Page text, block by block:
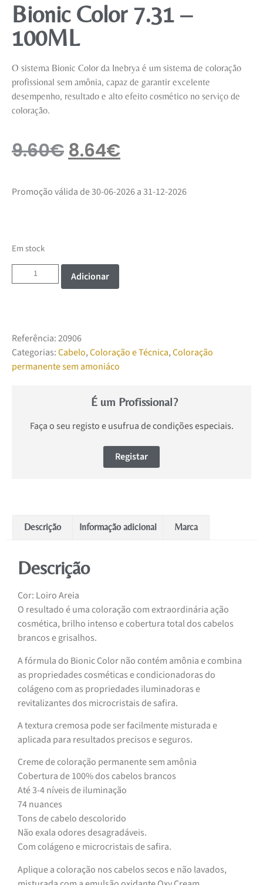
Bionic Color 7.31 –
100ML
O sistema Bionic Color da Inebrya é um sistema de coloração
profissional sem amônia, capaz de garantir excelente
desempenho, resultado e alto efeito cosmético no serviço de
coloração.
9.60€ 8.64€
Promoção válida de 30-06-2026 a 31-12-2026
Em stock
Adicionar
Referência:20906
Categorias:Cabelo,Coloração e Técnica,Coloração
permanente sem amoniáco
É um Profissional?
Faça o seu registo e usufrua de condições especiais.
Registar
Descrição Informação adicional Marca
Descrição
Cor: Loiro Areia
O resultado é uma coloração com extraordinária ação
cosmética, brilho intenso e cobertura total dos cabelos
brancos e grisalhos.
A fórmula do Bionic Color não contém amônia e combina
as propriedades cosméticas e condicionadoras do
colágeno com as propriedades iluminadoras e
revitalizantes dos microcristais de safira.
A textura cremosa pode ser facilmente misturada e
aplicada para resultados precisos e seguros.
Creme de coloração permanente sem amônia
Cobertura de 100% dos cabelos brancos
Até 3-4 níveis de iluminação
74 nuances
Tons de cabelo descolorido
Não exala odores desagradáveis.
Com colágeno e microcristais de safira.
Aplique a coloração nos cabelos secos e não lavados,